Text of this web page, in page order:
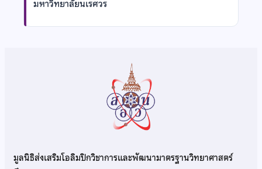
มหาวิทยาลัยนเรศวร
มูลนิธิส่งเสริมโอลิมปิกวิชาการและพัฒนามาตรฐานวิทยาศาสตร์